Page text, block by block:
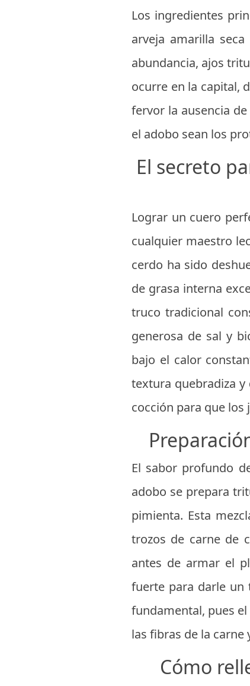
Los ingredientes
arveja amarilla
abundancia, ajos
ocurre en la capital,
fervor la ausencia
el adobo sean los
El secreto
Lograr un cuero
cualquier maestro
cerdo ha sido
de grasa interna
truco tradicional
generosa de sal y
bajo el calor
textura quebradiza
cocción para que los
El sabor profundo
adobo se prepara
pimienta. Esta
trozos de carne de
antes de armar el
fuerte para darle un
fundamental, pues
las fibras de la
Cómo